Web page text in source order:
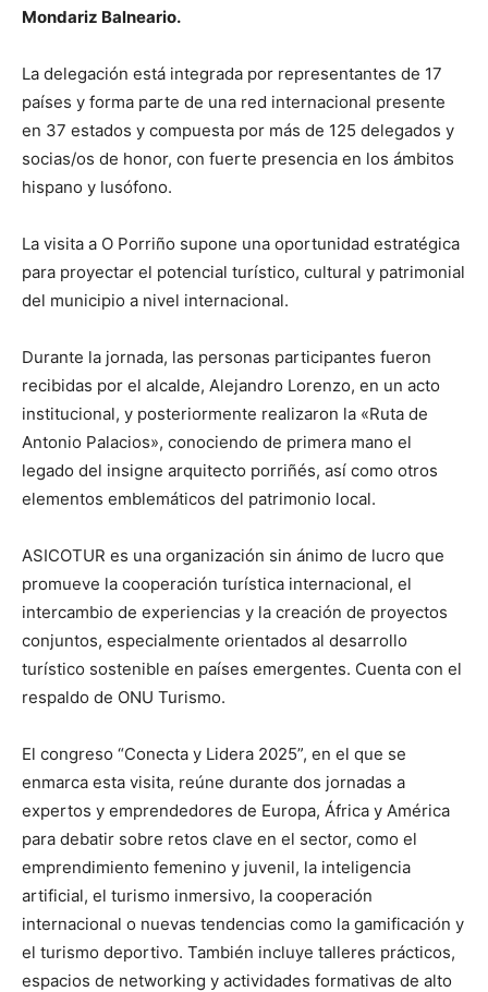
Mondariz Balneario.
La delegación está integrada por representantes de 17
países y forma parte de una red internacional presente
en 37 estados y compuesta por más de 125 delegados y
socias/os de honor, con fuerte presencia en los ámbitos
hispano y lusófono.
La visita a O Porriño supone una oportunidad estratégica
para proyectar el potencial turístico, cultural y patrimonial
del municipio a nivel internacional.
Durante la jornada, las personas participantes fueron
recibidas por el alcalde, Alejandro Lorenzo, en un acto
institucional, y posteriormente realizaron la «Ruta de
Antonio Palacios», conociendo de primera mano el
legado del insigne arquitecto porriñés, así como otros
elementos emblemáticos del patrimonio local.
ASICOTUR es una organización sin ánimo de lucro que
promueve la cooperación turística internacional, el
intercambio de experiencias y la creación de proyectos
conjuntos, especialmente orientados al desarrollo
turístico sostenible en países emergentes. Cuenta con el
respaldo de ONU Turismo.
El congreso “Conecta y Lidera 2025”, en el que se
enmarca esta visita, reúne durante dos jornadas a
expertos y emprendedores de Europa, África y América
para debatir sobre retos clave en el sector, como el
emprendimiento femenino y juvenil, la inteligencia
artificial, el turismo inmersivo, la cooperación
internacional o nuevas tendencias como la gamificación y
el turismo deportivo. También incluye talleres prácticos,
espacios de networking y actividades formativas de alto